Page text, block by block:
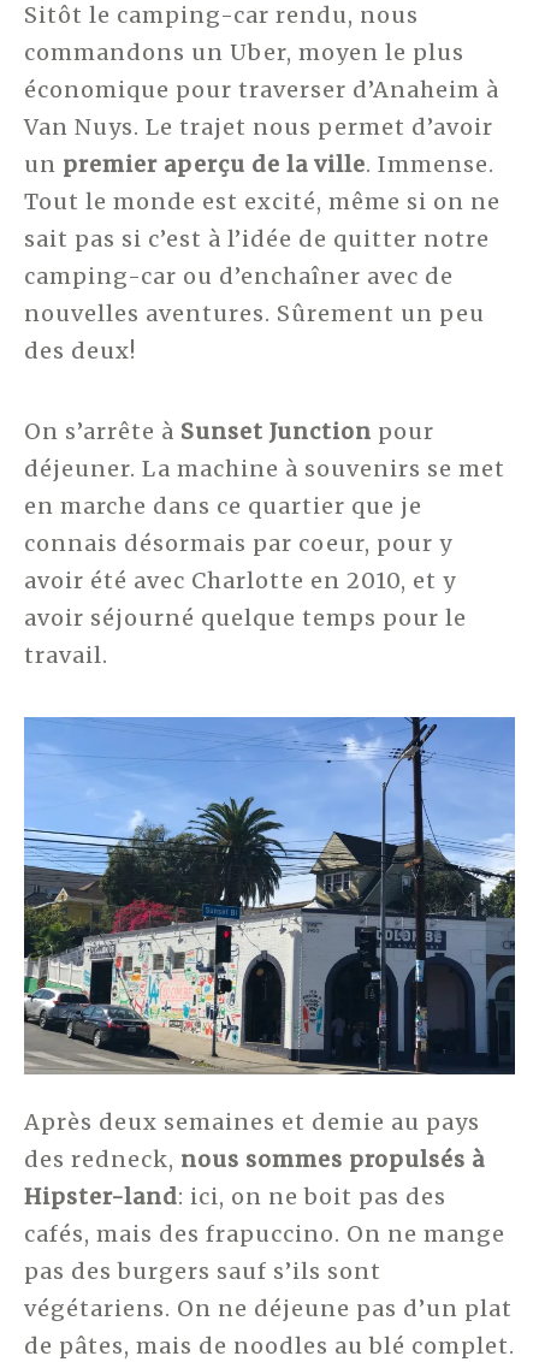
Sitôt le camping-car rendu, nous
commandons un Uber, moyen le plus
économique pour traverser d’Anaheim à
Van Nuys. Le trajet nous permet d’avoir
un premier aperçu de la ville. Immense.
Tout le monde est excité, même si on ne
sait pas si c’est à l’idée de quitter notre
camping-car ou d’enchaîner avec de
nouvelles aventures. Sûrement un peu
des deux!
On s’arrête à Sunset Junction pour
déjeuner. La machine à souvenirs se met
en marche dans ce quartier que je
connais désormais par coeur, pour y
avoir été avec Charlotte en 2010, et y
avoir séjourné quelque temps pour le
travail.
Après deux semaines et demie au pays
des redneck, nous sommes propulsés à
Hipster-land: ici, on ne boit pas des
cafés, mais des frapuccino. On ne mange
pas des burgers sauf s’ils sont
végétariens. On ne déjeune pas d’un plat
de pâtes, mais de noodles au blé complet.